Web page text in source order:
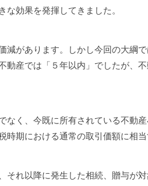
な効果を発揮してきました。
減があります。しかし今回の大綱
動産では「５年以内」でしたが、
なく、今既に所有されている不動
期における通常の取引価額に相当
れ以降に発生した相続、贈与が対